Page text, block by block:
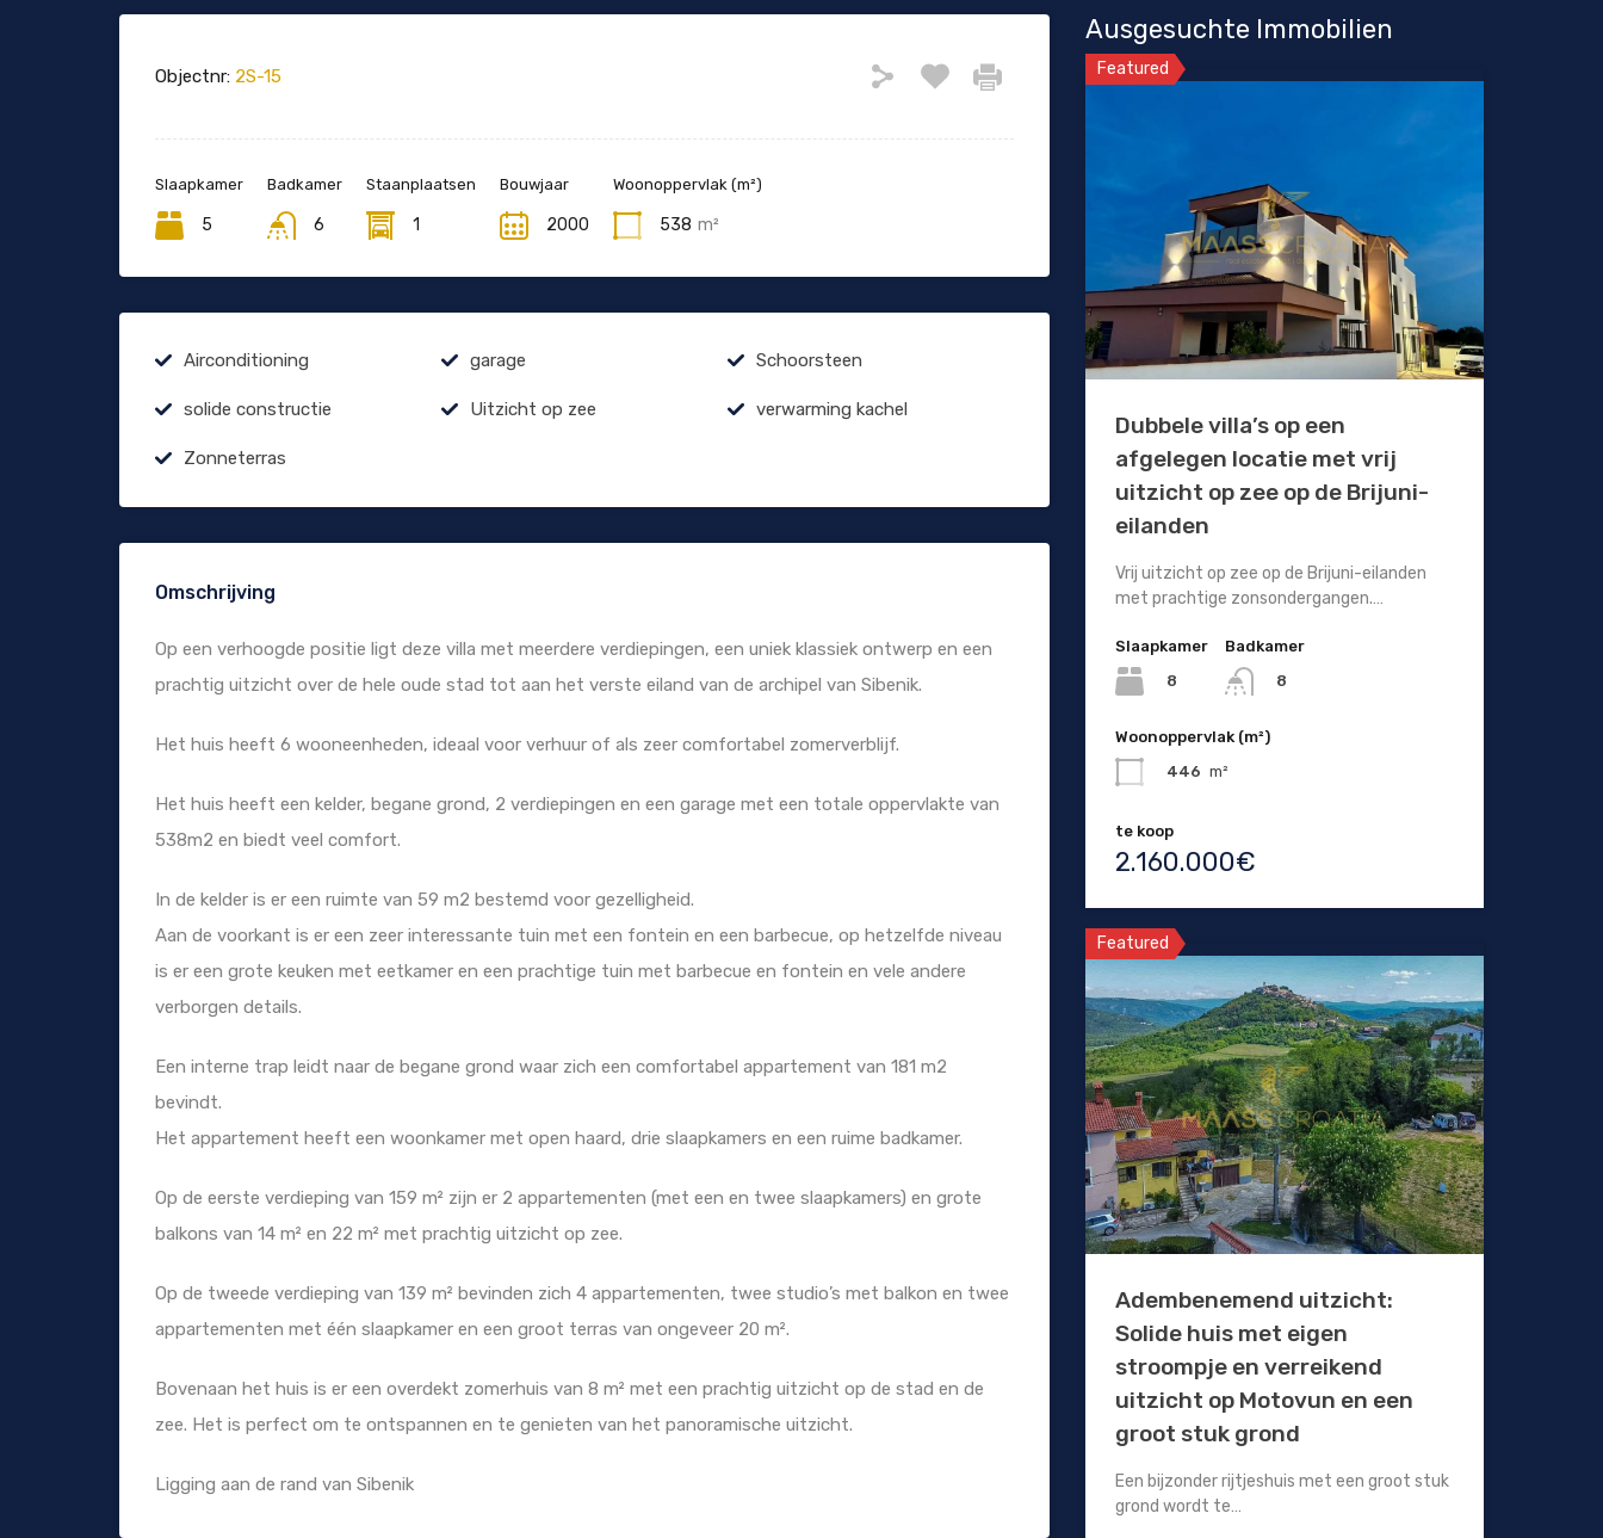
Objectnr: 2S-15
Slaapkamer
5
Badkamer
6
Staanplaatsen
1
Bouwjaar
2000
Woonoppervlak (m²)
538 m²
Airconditioning garage Schoorsteen
solide constructie Uitzicht op zee verwarming kachel
Zonneterras
Omschrijving
Op een verhoogde positie ligt deze villa met meerdere verdiepingen, een uniek klassiek ontwerp en een
prachtig uitzicht over de hele oude stad tot aan het verste eiland van de archipel van Sibenik.
Het huis heeft 6 wooneenheden, ideaal voor verhuur of als zeer comfortabel zomerverblijf.
Het huis heeft een kelder, begane grond, 2 verdiepingen en een garage met een totale oppervlakte van
538m2 en biedt veel comfort.
In de kelder is er een ruimte van 59 m2 bestemd voor gezelligheid.
Aan de voorkant is er een zeer interessante tuin met een fontein en een barbecue, op hetzelfde niveau
is er een grote keuken met eetkamer en een prachtige tuin met barbecue en fontein en vele andere
verborgen details.
Een interne trap leidt naar de begane grond waar zich een comfortabel appartement van 181 m2
bevindt.
Het appartement heeft een woonkamer met open haard, drie slaapkamers en een ruime badkamer.
Op de eerste verdieping van 159 m² zijn er 2 appartementen (met een en twee slaapkamers) en grote
balkons van 14 m² en 22 m² met prachtig uitzicht op zee.
Op de tweede verdieping van 139 m² bevinden zich 4 appartementen, twee studio’s met balkon en twee
appartementen met één slaapkamer en een groot terras van ongeveer 20 m².
Bovenaan het huis is er een overdekt zomerhuis van 8 m² met een prachtig uitzicht op de stad en de
zee. Het is perfect om te ontspannen en te genieten van het panoramische uitzicht.
Ligging aan de rand van Sibenik
Ausgesuchte Immobilien
Featured
Dubbele villa’s op een
afgelegen locatie met vrij
uitzicht op zee op de Brijuni-
eilanden
Vrij uitzicht op zee op de Brijuni-eilanden
met prachtige zonsondergangen.…
Slaapkamer
8
Badkamer
8
Woonoppervlak (m²)
446 m²
te koop
2.160.000€
Featured
Adembenemend uitzicht:
Solide huis met eigen
stroompje en verreikend
uitzicht op Motovun en een
groot stuk grond
Een bijzonder rijtjeshuis met een groot stuk
grond wordt te…